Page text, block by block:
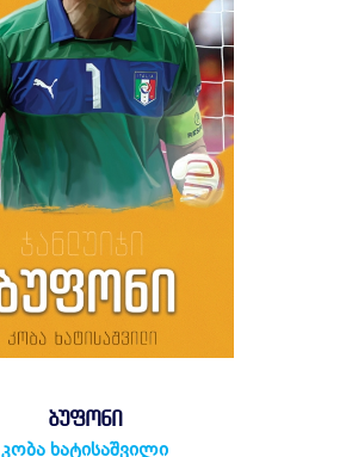
ᲑᲣᲤᲝᲜᲘ
კობა ხატისაშვილი